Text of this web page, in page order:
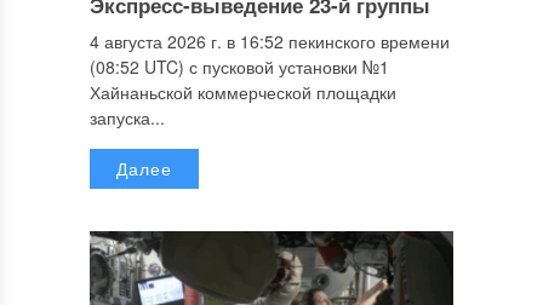
4 августа 2026 г. в 16:52 пекинского времени
(08:52 UTC) с пусковой установки №1
Хайнаньской коммерческой площадки
запуска...
Далее